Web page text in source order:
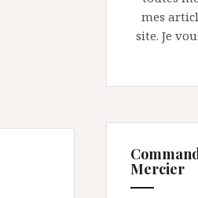
mes
site. Je
Mercier